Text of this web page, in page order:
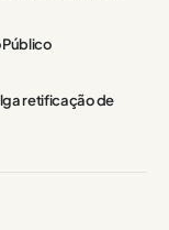
Público
retificação de